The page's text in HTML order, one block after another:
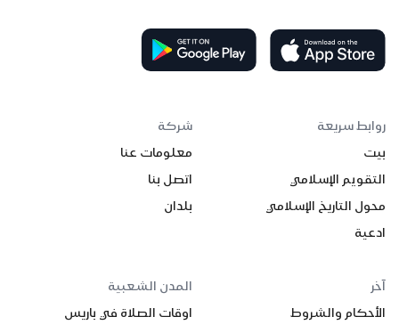
روابط سريعة
بيت
التقويم الإسلامي
محول التاريخ الإسلامي
ادعية
شركة
معلومات عنا
اتصل بنا
بلدان
آخر
الأحكام والشروط
المدن الشعبية
اوقات الصلاة في باريس